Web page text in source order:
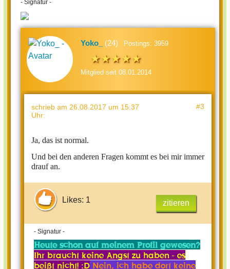
- Signatur -
Yoko_ (24) Postings: 3959
Mitglied seit 08.01.2014
schrieb am 26.08.2017 um 15:37
Uhr:
#3
Ja, das ist normal.
Und bei den anderen Fragen kommt es bei mir immer
drauf an.
Likes: 1 zitieren
- Signatur -
Heute schon auf meinem Profil gewesen?
Ihr braucht keine Angst zu haben - es
beißt nicht! :D Nein, ich habe dort keine